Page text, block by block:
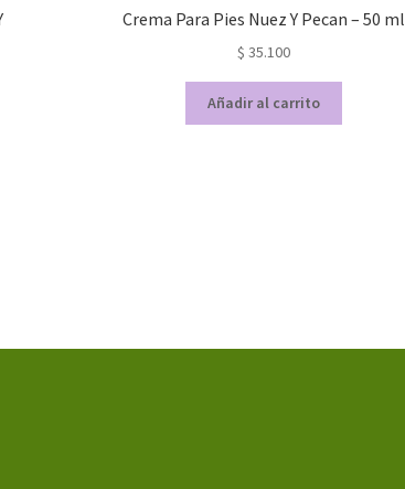
Crema Para Pies Nuez Y Pecan – 50 ml
$ 35.100
Añadir al carrito